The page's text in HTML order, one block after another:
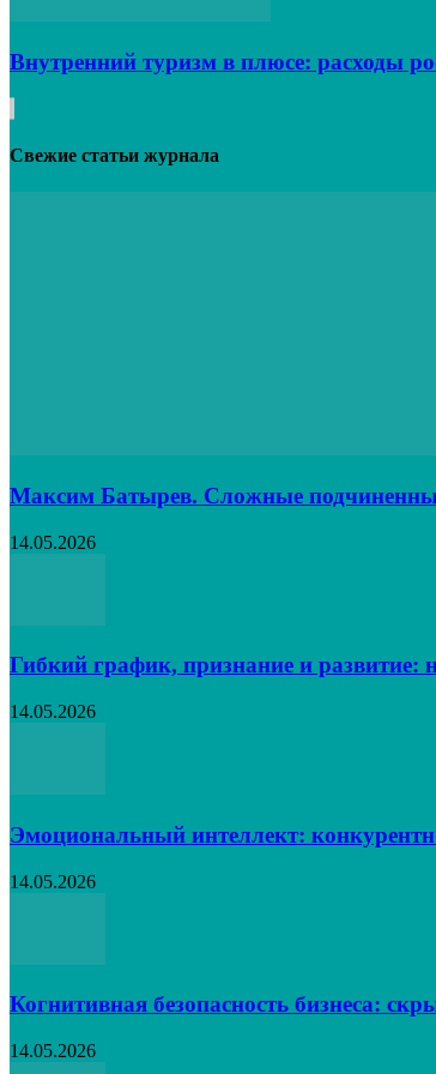
Внутренний туризм в плюсе: расходы
Свежие статьи журнала
Максим Батырев. Сложные
14.05.2026
Гибкий график, признание и развитие:
14.05.2026
Эмоциональный интеллект:
14.05.2026
Когнитивная безопасность бизнеса:
14.05.2026